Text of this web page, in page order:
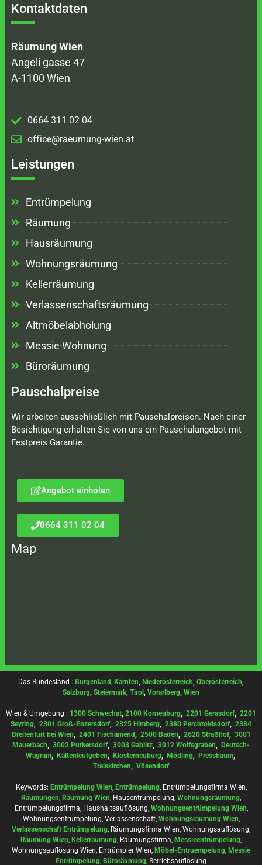
Kontaktdaten
Räumung Wien
Angeli gasse 47
A-1100 Wien
0664 311 02 04
office@raeumung-wien.at
Leistungen
Entrümpelung
Räumung
Hausräumung
Wohnungsräumung
Kellerräumung
Verlassenschaftsräumung
Altmöbelabholung
Messie Wohnung
Büroräumung
Pauschalpreise
Wir arbeiten ausschließlich mit Pauschalpreisen. Nach einer
Besichtigung erhalten Sie von uns ein Pauschalangebot mit
Festpreis Garantie.
Angebot einholen
0664 311 02 04
Map
Das Bundesland : Burgenland, Kärnten, Niederösterreich, Oberösterreich,
Salzburg, Steiermark, Tirol , Vorarlberg, Wien
Wien & Umgebung : 1300 Schwechat, 2100 Korneuburg, 2201 Gerasdorf, 2201
Seyring, 2301 Groß-Enzersdorf, 2325 Himberg, 2380 Perchtoldsdorf, 2384
Breitenfurt bei Wien, 2401 Fischamend, 2500 Baden, 2620 Straßhof, 3001
Mauerbach, 3002 Purkersdorf, 3003 Gablitz, 3012 Wolfsgraben, Deutsch-
Wagram, Kaltenleutgeben, Klosterneuburg, Mödling, Pressbaum,
Traiskirchen, Vösendorf
Keywords: Entrümpelung Wien, Entrümpelung, Entrümpelungsfirma Wien,
Räumungen, Räumung Wien, Hausentrümpelung, Wohnungsräumung,
Entrümpelungsfirma, Haushaltsauflösung, Wohnungsentrümpelung Wien,
Wohnungsentrümpelung, Verlassenschaft, Wohnungsräumung Wien,
Verlassenschaft Entrümpelung, Räumungsfirma Wien, Wohnungsauflösung,
Räumung Wien, Kellerräumung, Räumungsfirma, Messieentrümpelung,
Wohnungsauflösung Wien, Entrümpler Wien, Möbel-Entruempelung, Messie
Entrümpelung, Büroräumung, Betriebsauflösung